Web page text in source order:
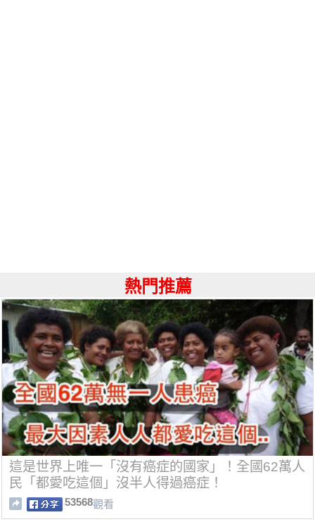
熱門推薦
這是世界上唯一「沒有癌症的國家」！全國62萬人
民「都愛吃這個」沒半人得過癌症！
53568觀看